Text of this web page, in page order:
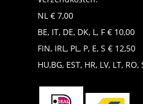
NL € 7,00
BE, IT, DE, DK, L, F € 10,00
FIN, IRL, PL, P, E, S € 12,50
HU,BG, EST, HR, LV, LT,